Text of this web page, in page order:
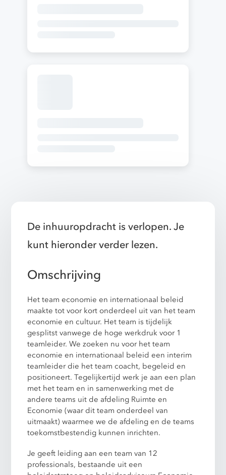
De inhuuropdracht is verlopen. Je
kunt hieronder verder lezen.
Omschrijving
Het team economie en internationaal beleid
maakte tot voor kort onderdeel uit van het team
economie en cultuur. Het team is tijdelijk
gesplitst vanwege de hoge werkdruk voor 1
teamleider. We zoeken nu voor het team
economie en internationaal beleid een interim
teamleider die het team coacht, begeleid en
positioneert. Tegelijkertijd werk je aan een plan
met het team en in samenwerking met de
andere teams uit de afdeling Ruimte en
Economie (waar dit team onderdeel van
uitmaakt) waarmee we de afdeling en de teams
toekomstbestendig kunnen inrichten.
Je geeft leiding aan een team van 12
professionals, bestaande uit een